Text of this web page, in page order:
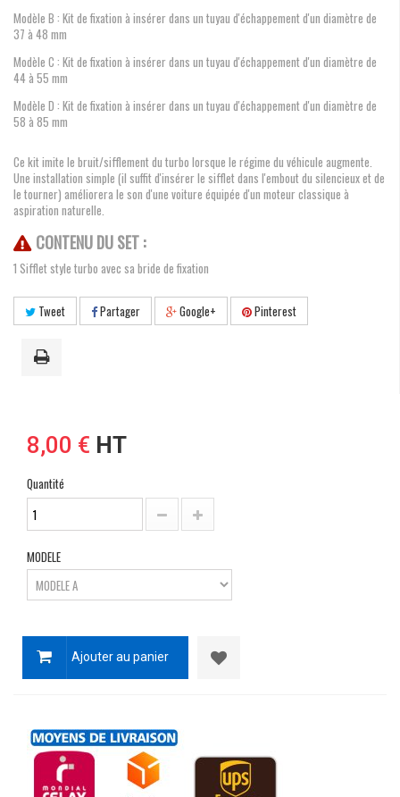
Modèle B : Kit de fixation à insérer dans un tuyau d'échappement d'un diamètre de
37 à 48 mm
Modèle C : Kit de fixation à insérer dans un tuyau d'échappement d'un diamètre de
44 à 55 mm
Modèle D : Kit de fixation à insérer dans un tuyau d'échappement d'un diamètre de
58 à 85 mm
Ce kit imite le bruit/sifflement du turbo lorsque le régime du véhicule augmente.
Une installation simple (il suffit d'insérer le sifflet dans l'embout du silencieux et de
le tourner) améliorera le son d'une voiture équipée d'un moteur classique à
aspiration naturelle.
CONTENU DU SET :
1 Sifflet style turbo avec sa bride de fixation
Tweet Partager Google+ Pinterest
8,00 € HT
Quantité
MODELE
Ajouter au panier